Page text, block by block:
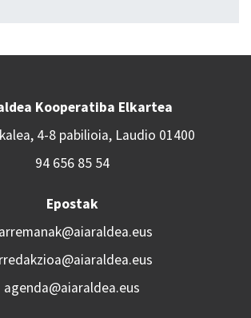
Kooperatiba Elkartea
4-8 pabilioia, Laudio 01400
94 656 85 54
Epostak
agenda@aiaraldea.eus